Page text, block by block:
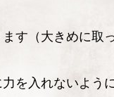
す（大きめに取
を入れないよう